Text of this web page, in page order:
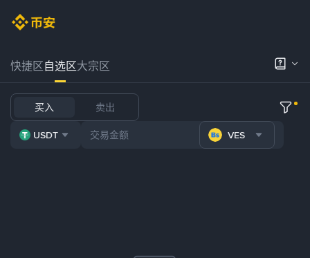
快捷区自选区大宗区
买入 卖出
USDT VES